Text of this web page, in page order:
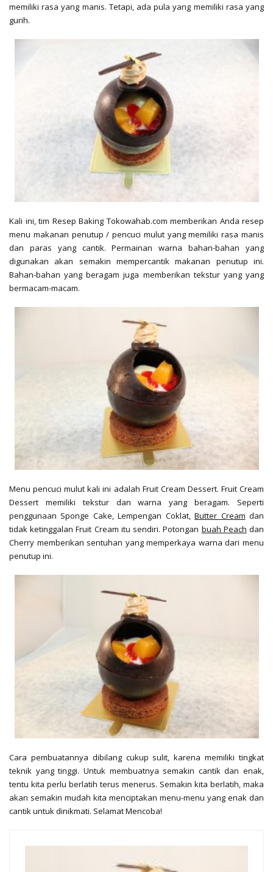
memiliki rasa yang manis. Tetapi, ada pula yang memiliki rasa yang
gurih.
Kali ini, tim Resep Baking Tokowahab.com memberikan Anda resep
menu makanan penutup / pencuci mulut yang memiliki rasa manis
dan paras yang cantik. Permainan warna bahan-bahan yang
digunakan akan semakin mempercantik makanan penutup ini.
Bahan-bahan yang beragam juga memberikan tekstur yang yang
bermacam-macam.
Menu pencuci mulut kali ini adalah Fruit Cream Dessert. Fruit Cream
Dessert memiliki tekstur dan warna yang beragam. Seperti
penggunaan Sponge Cake, Lempengan Coklat,Butter Cream dan
tidak ketinggalan Fruit Cream itu sendiri. Potongan buah Peach dan
Cherry memberikan sentuhan yang memperkaya warna dari menu
penutup ini.
Cara pembuatannya dibilang cukup sulit, karena memiliki tingkat
teknik yang tinggi. Untuk membuatnya semakin cantik dan enak,
tentu kita perlu berlatih terus menerus. Semakin kita berlatih, maka
akan semakin mudah kita menciptakan menu-menu yang enak dan
cantik untuk dinikmati. Selamat Mencoba!